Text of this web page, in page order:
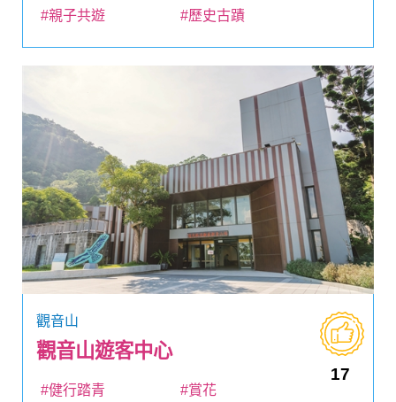
#親子共遊 #歷史古蹟
觀音山
觀音山遊客中心
17
#健行踏青 #賞花